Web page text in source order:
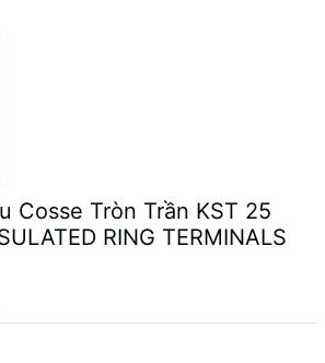
Cosse Tròn Trần KST 25
RING TERMINALS